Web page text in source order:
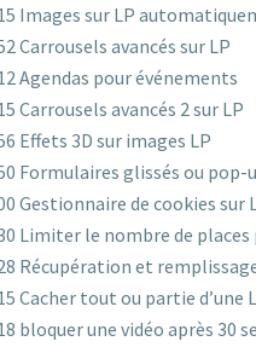
Images sur LP
Carrousels avancés sur LP
Agendas pour événements
Carrousels avancés 2 sur LP
Effets 3D sur images LP
Formulaires glissés ou pop-
Gestionnaire de cookies sur
Limiter le nombre de
Récupération et
Cacher tout ou partie d’une
bloquer une vidéo après 30